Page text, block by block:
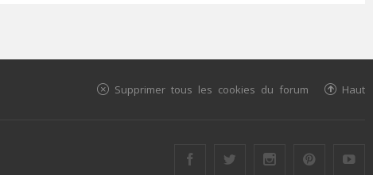
Haut
Supprimer tous les cookies du forum